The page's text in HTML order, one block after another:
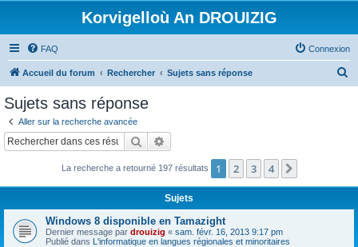
Korvigelloù An DROUIZIG
FAQ Connexion
Accueil du forum Rechercher Sujets sans réponse
c
Sujets sans réponse
Aller sur la recherche avancée
Rechercher
La recherche a retourné 197 résultats 1 2 3 4
Sujets
Windows 8 disponible en Tamazight
Dernier message par drouizig « sam. févr. 16, 2013 9:17 pm
Publié dans L'informatique en langues régionales et minoritaires